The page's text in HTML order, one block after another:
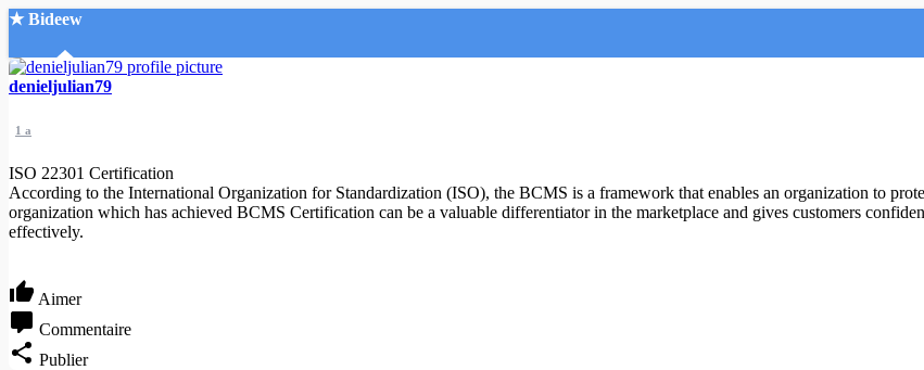
★ Bideew
Accueil
Créer un compte
Mode nuit
denieljulian79
1 a
ISO 22301 Certification
According to the International Organization for Standardization (ISO), the BCMS is a framework that enables an organization to
organization which has achieved BCMS Certification can be a valuable differentiator in the marketplace and gives customers
effectively.
Aimer
Commentaire
Publier